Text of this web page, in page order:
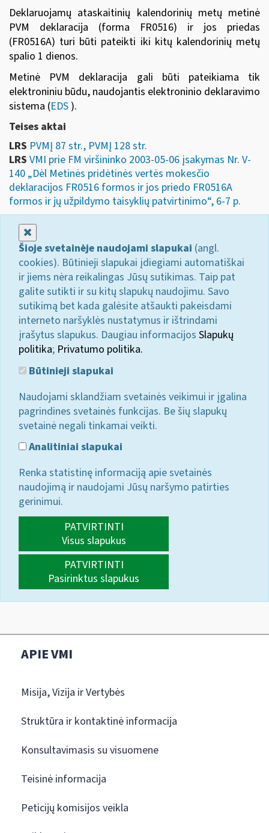
Deklaruojamų ataskaitinių kalendorinių metų metinė
PVM deklaracija (forma FR0516) ir jos priedas
(FR0516A) turi būti pateikti iki kitų kalendorinių metų
spalio 1 dienos.
Metinė PVM deklaracija gali būti pateikiama tik
elektroniniu būdu, naudojantis elektroninio deklaravimo
sistema (EDS ).
Teises aktai
LRS PVMĮ 87 str., PVMĮ 128 str.
LRS VMI prie FM viršininko 2003-05-06 įsakymas Nr. V-
140 „Dėl Metinės pridėtinės vertės mokesčio
deklaracijos FR0516 formos ir jos priedo FR0516A
formos ir jų užpildymo taisyklių patvirtinimo“, 6-7 p.
Šioje svetainėje naudojami slapukai (angl.
cookies). Būtinieji slapukai įdiegiami automatiškai
ir jiems nėra reikalingas Jūsų sutikimas. Taip pat
galite sutikti ir su kitų slapukų naudojimu. Savo
sutikimą bet kada galėsite atšaukti pakeisdami
interneto naršyklės nustatymus ir ištrindami
įrašytus slapukus. Daugiau informacijos Slapukų
politika; Privatumo politika.
Būtinieji slapukai
Naudojami sklandžiam svetainės veikimui ir įgalina
pagrindines svetainės funkcijas. Be šių slapukų
svetainė negali tinkamai veikti.
Analitiniai slapukai
Renka statistinę informaciją apie svetainės
naudojimą ir naudojami Jūsų naršymo patirties
gerinimui.
PATVIRTINTI
Visus slapukus
PATVIRTINTI
Pasirinktus slapukus
APIE VMI
Misija, Vizija ir Vertybės
Struktūra ir kontaktinė informacija
Konsultavimasis su visuomene
Teisinė informacija
Peticijų komisijos veikla